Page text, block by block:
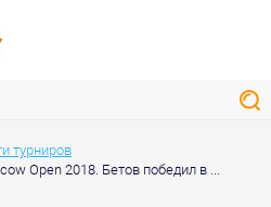
турниров
Open 2018. Бетов победил в ...